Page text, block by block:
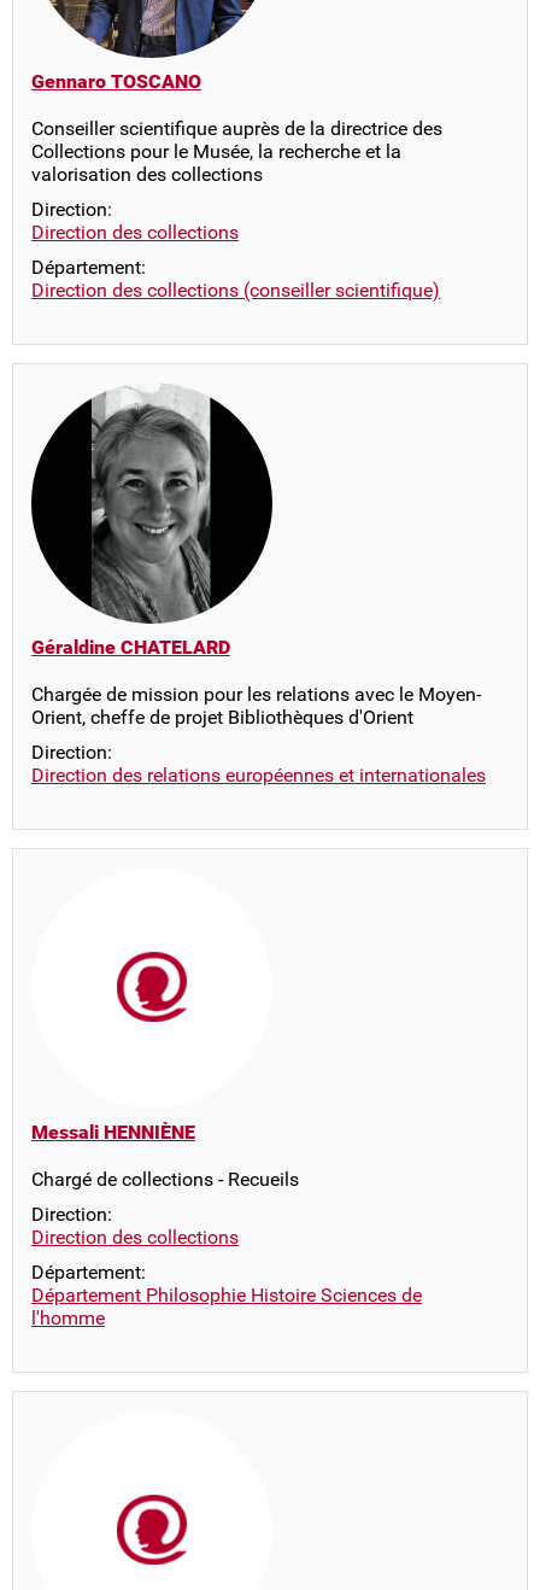
Gennaro TOSCANO
Conseiller scientifique auprès de la directrice des
Collections pour le Musée, la recherche et la
valorisation des collections
Direction:
Direction des collections
Département:
Direction des collections (conseiller scientifique)
Géraldine CHATELARD
Chargée de mission pour les relations avec le Moyen-
Orient, cheffe de projet Bibliothèques d'Orient
Direction:
Direction des relations européennes et internationales
Messali HENNIÈNE
Chargé de collections - Recueils
Direction:
Direction des collections
Département:
Département Philosophie Histoire Sciences de
l'homme